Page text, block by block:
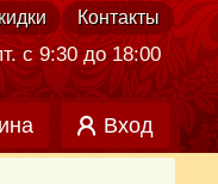
Контакты
с 9:30 до 18:00
Вход